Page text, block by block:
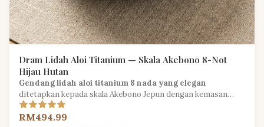
Dram Lidah Aloi Titanium — Skala Akebono 8-Not
Hijau Hutan
Gendang lidah aloi titanium 8 nada yang elegan
ditetapkan kepada skala Akebono Jepun dengan kemasan
hijau hutan yang diilhamkan oleh alam untuk penerokaan muzik
yang tenang.
RM494.99